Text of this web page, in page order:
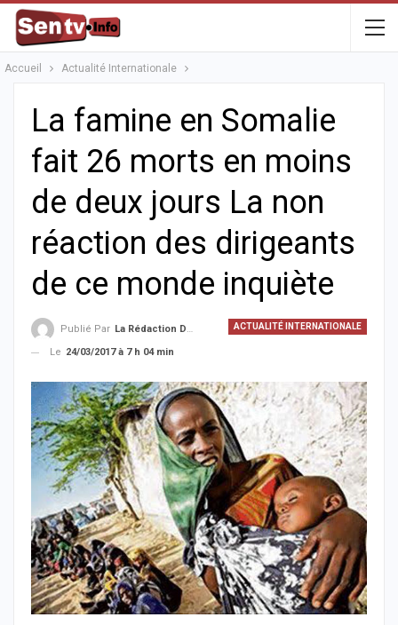
Accueil Actualité Internationale
La famine en Somalie
fait 26 morts en moins
de deux jours La non
réaction des dirigeants
de ce monde inquiète
ACTUALITÉ INTERNATIONALE
Publié Par La Rédaction De La SenTV.info
Le 24/03/2017 à 7 h 04 min